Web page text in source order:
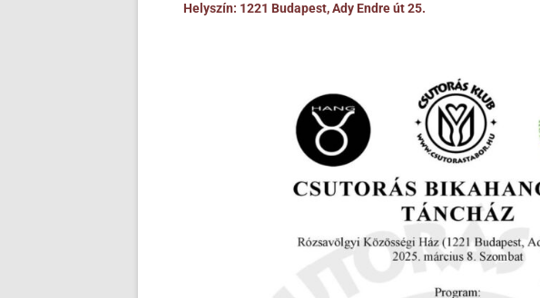
Helyszín: 1221 Budapest, Ady Endre út 25.